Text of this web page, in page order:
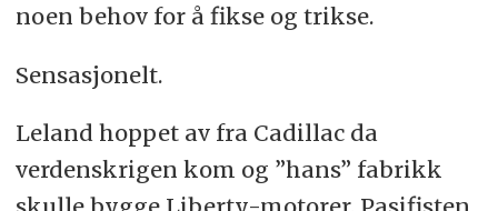
noen behov for å fikse og trikse.
Sensasjonelt.
Leland hoppet av fra Cadillac da
verdenskrigen kom og ”hans” fabrikk